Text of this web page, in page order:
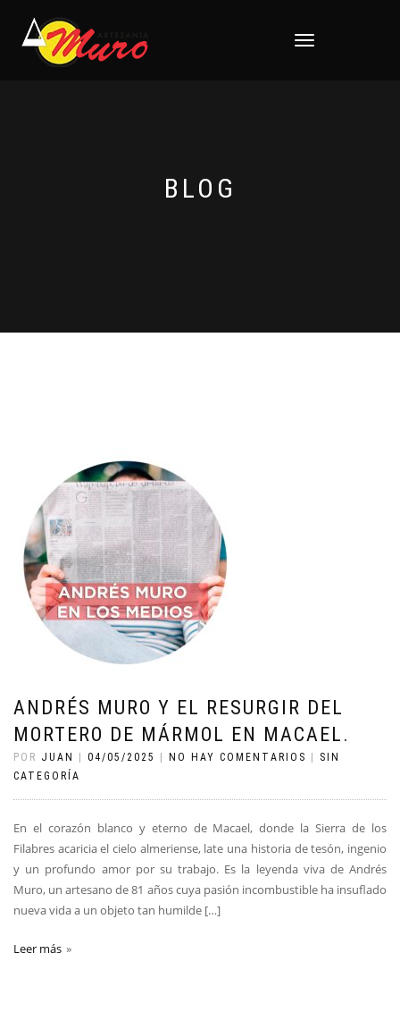
CAMBIAR
BLOG
ANDRÉS MURO Y EL RESURGIR DEL
MORTERO DE MÁRMOL EN MACAEL.
POR JUAN 04/05/2025 NO HAY COMENTARIOS
SIN
CATEGORÍA
En el corazón blanco y eterno de Macael, donde la Sierra de los
Filabres acaricia el cielo almeriense, late una historia de tesón, ingenio
y un profundo amor por su trabajo. Es la leyenda viva de Andrés
Muro, un artesano de 81 años cuya pasión incombustible ha insuflado
nueva vida a un objeto tan humilde […]
Leer más